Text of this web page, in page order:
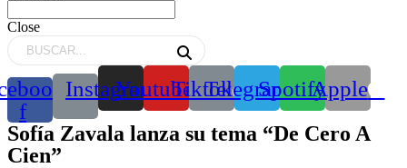
Close
f
Instagram
YoutubeTiktokTelegramSpotifyApple
Sofía Zavala lanza su tema “De Cero A
Cien”